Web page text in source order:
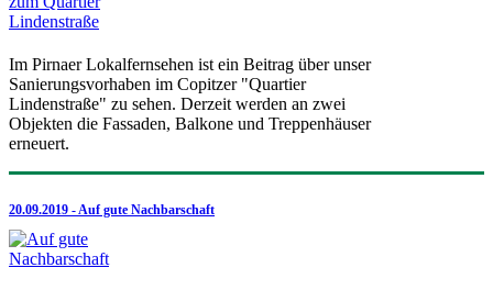
Im Pirnaer Lokalfernsehen ist ein Beitrag über unser
Sanierungsvorhaben im Copitzer "Quartier
Lindenstraße" zu sehen. Derzeit werden an zwei
Objekten die Fassaden, Balkone und Treppenhäuser
erneuert.
20.09.2019 - Auf gute Nachbarschaft